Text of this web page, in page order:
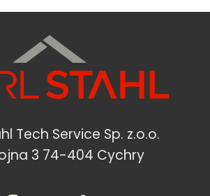
Tech Service Sp. z.o.o.
3 74-404 Cychry